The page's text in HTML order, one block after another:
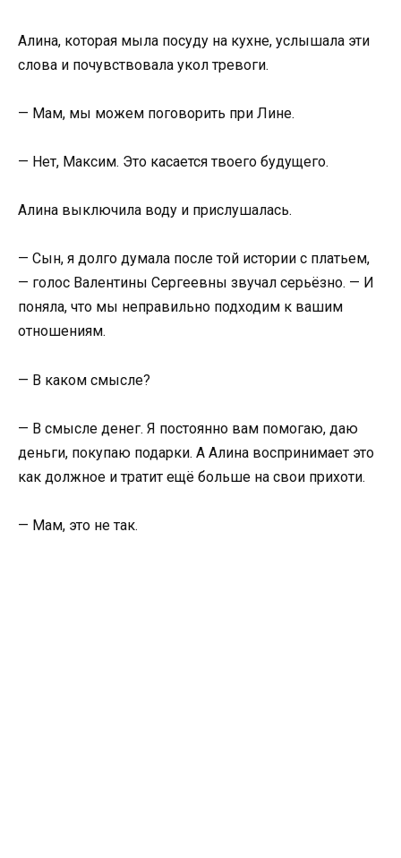
Алина, которая мыла посуду на кухне, услышала эти
слова и почувствовала укол тревоги.
— Мам, мы можем поговорить при Лине.
— Нет, Максим. Это касается твоего будущего.
Алина выключила воду и прислушалась.
— Сын, я долго думала после той истории с платьем,
— голос Валентины Сергеевны звучал серьёзно. — И
поняла, что мы неправильно подходим к вашим
отношениям.
— В каком смысле?
— В смысле денег. Я постоянно вам помогаю, даю
деньги, покупаю подарки. А Алина воспринимает это
как должное и тратит ещё больше на свои прихоти.
— Мам, это не так.